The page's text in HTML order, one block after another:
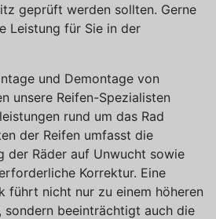
geprüft werden sollten. Gerne
Leistung für Sie in der
und Demontage von
unsere Reifen-Spezialisten
rund um das Rad
der Reifen umfasst die
der Räder auf Unwucht sowie
Korrektur. Eine
führt nicht nur zu einem höheren
sondern beeinträchtigt auch die